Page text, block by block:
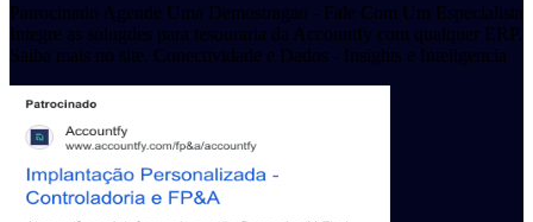
Patrocinado Agende Uma Demostragao - Fale Com Um Especialista
Integre as solugdes para tesouraria da Accountfy com qualquer ERP.
Saiba mais no site. Conectividade e Dados - Insights e Inteligencia